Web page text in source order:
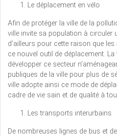
Le déplacement en vélo
Afin de protéger la ville de la
ville invite sa population à circuler
d’ailleurs pour cette raison que
ce nouvel outil de déplacement. La
développer ce secteur
publiques de la ville pour plus de
ville adopte ainsi ce mode de
cadre de vie sain et de qualité à
Les transports interurbains
De nombreuses lignes de bus et